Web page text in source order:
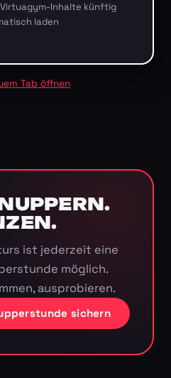
Inhalte künftig
laden
Tab öffnen
ist jederzeit eine
möglich.
ausprobieren.
sichern